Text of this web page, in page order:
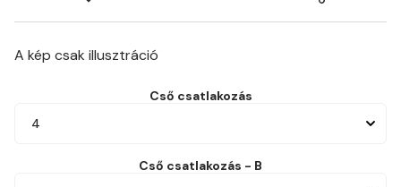
A kép csak illusztráció
Cső csatlakozás
4
Cső csatlakozás - B